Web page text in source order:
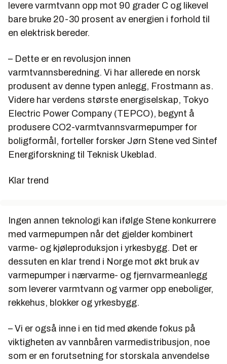
levere varmtvann opp mot 90 grader C og likevel
bare bruke 20-30 prosent av energien i forhold til
en elektrisk bereder.
– Dette er en revolusjon innen
varmtvannsberedning. Vi har allerede en norsk
produsent av denne typen anlegg, Frostmann as.
Videre har verdens største energiselskap, Tokyo
Electric Power Company (TEPCO), begynt å
produsere CO2-varmtvannsvarmepumper for
boligformål, forteller forsker Jørn Stene ved Sintef
Energiforskning til Teknisk Ukeblad.
Klar trend
Ingen annen teknologi kan ifølge Stene konkurrere
med varmepumpen når det gjelder kombinert
varme- og kjøleproduksjon i yrkesbygg. Det er
dessuten en klar trend i Norge mot økt bruk av
varmepumper i nærvarme- og fjernvarmeanlegg
som leverer varmtvann og varmer opp eneboliger,
rekkehus, blokker og yrkesbygg.
– Vi er også inne i en tid med økende fokus på
viktigheten av vannbåren varmedistribusjon, noe
som er en forutsetning for storskala anvendelse